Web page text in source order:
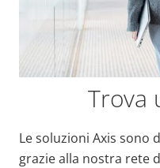
Trova
Le soluzioni Axis
grazie alla nostra rete